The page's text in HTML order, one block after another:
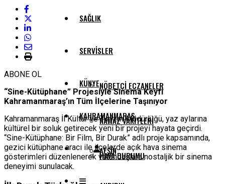
SAĞLIK
SERVISLER
NÖBETÇI ECZANELER
NAMAZ VAKITLERI
HAVA DURUMU
KÜNYE
KAHRAMANMARAŞ
AFŞIN
ABONE OL
“Sine-Kütüphane” Projesiyle Sinema Keyfi
Kahramanmaraş’ın Tüm İlçelerine Taşınıyor
Kahramanmaraş İl Kültür ve Turizm Müdürlüğü, yaz aylarına
kültürel bir soluk getirecek yeni bir projeyi hayata geçirdi.
“Sine-Kütüphane: Bir Film, Bir Durak” adlı proje kapsamında,
gezici kütüphane aracı ile ilçelerde açık hava sinema
gösterimleri düzenlenerek vatandaşlara nostaljik bir sinema
deneyimi sunulacak.